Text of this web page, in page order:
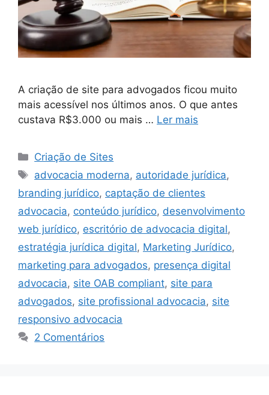
A criação de site para advogados ficou muito
mais acessível nos últimos anos. O que antes
custava R$3.000 ou mais … Ler mais
Categorias
Criação de Sites
Tags
advocacia moderna, autoridade jurídica,
branding jurídico, captação de clientes
advocacia, conteúdo jurídico, desenvolvimento
web jurídico, escritório de advocacia digital,
estratégia jurídica digital, Marketing Jurídico,
marketing para advogados, presença digital
advocacia, site OAB compliant, site para
advogados, site profissional advocacia, site
responsivo advocacia
2 Comentários